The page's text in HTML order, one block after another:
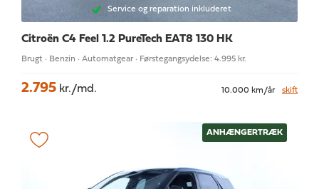
Service og reparation inkluderet
Citroën C4 Feel 1.2 PureTech EAT8 130 HK
Brugt · Benzin · Automatgear · Førstegangsydelse: 4.995 kr.
2.795 kr./md. 10.000 km/år skift
ANHÆNGERTRÆK